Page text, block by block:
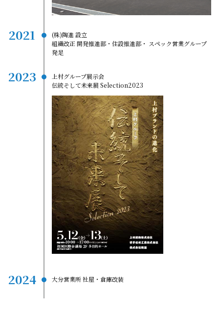
2021
(株)陶進 設立
組織改正 開発推進部・住設推進部・ スペック営業グループ
発足
2023
上村グループ展示会
伝統そして未来展 Selection2023
2024 大分営業所 社屋・倉庫改装